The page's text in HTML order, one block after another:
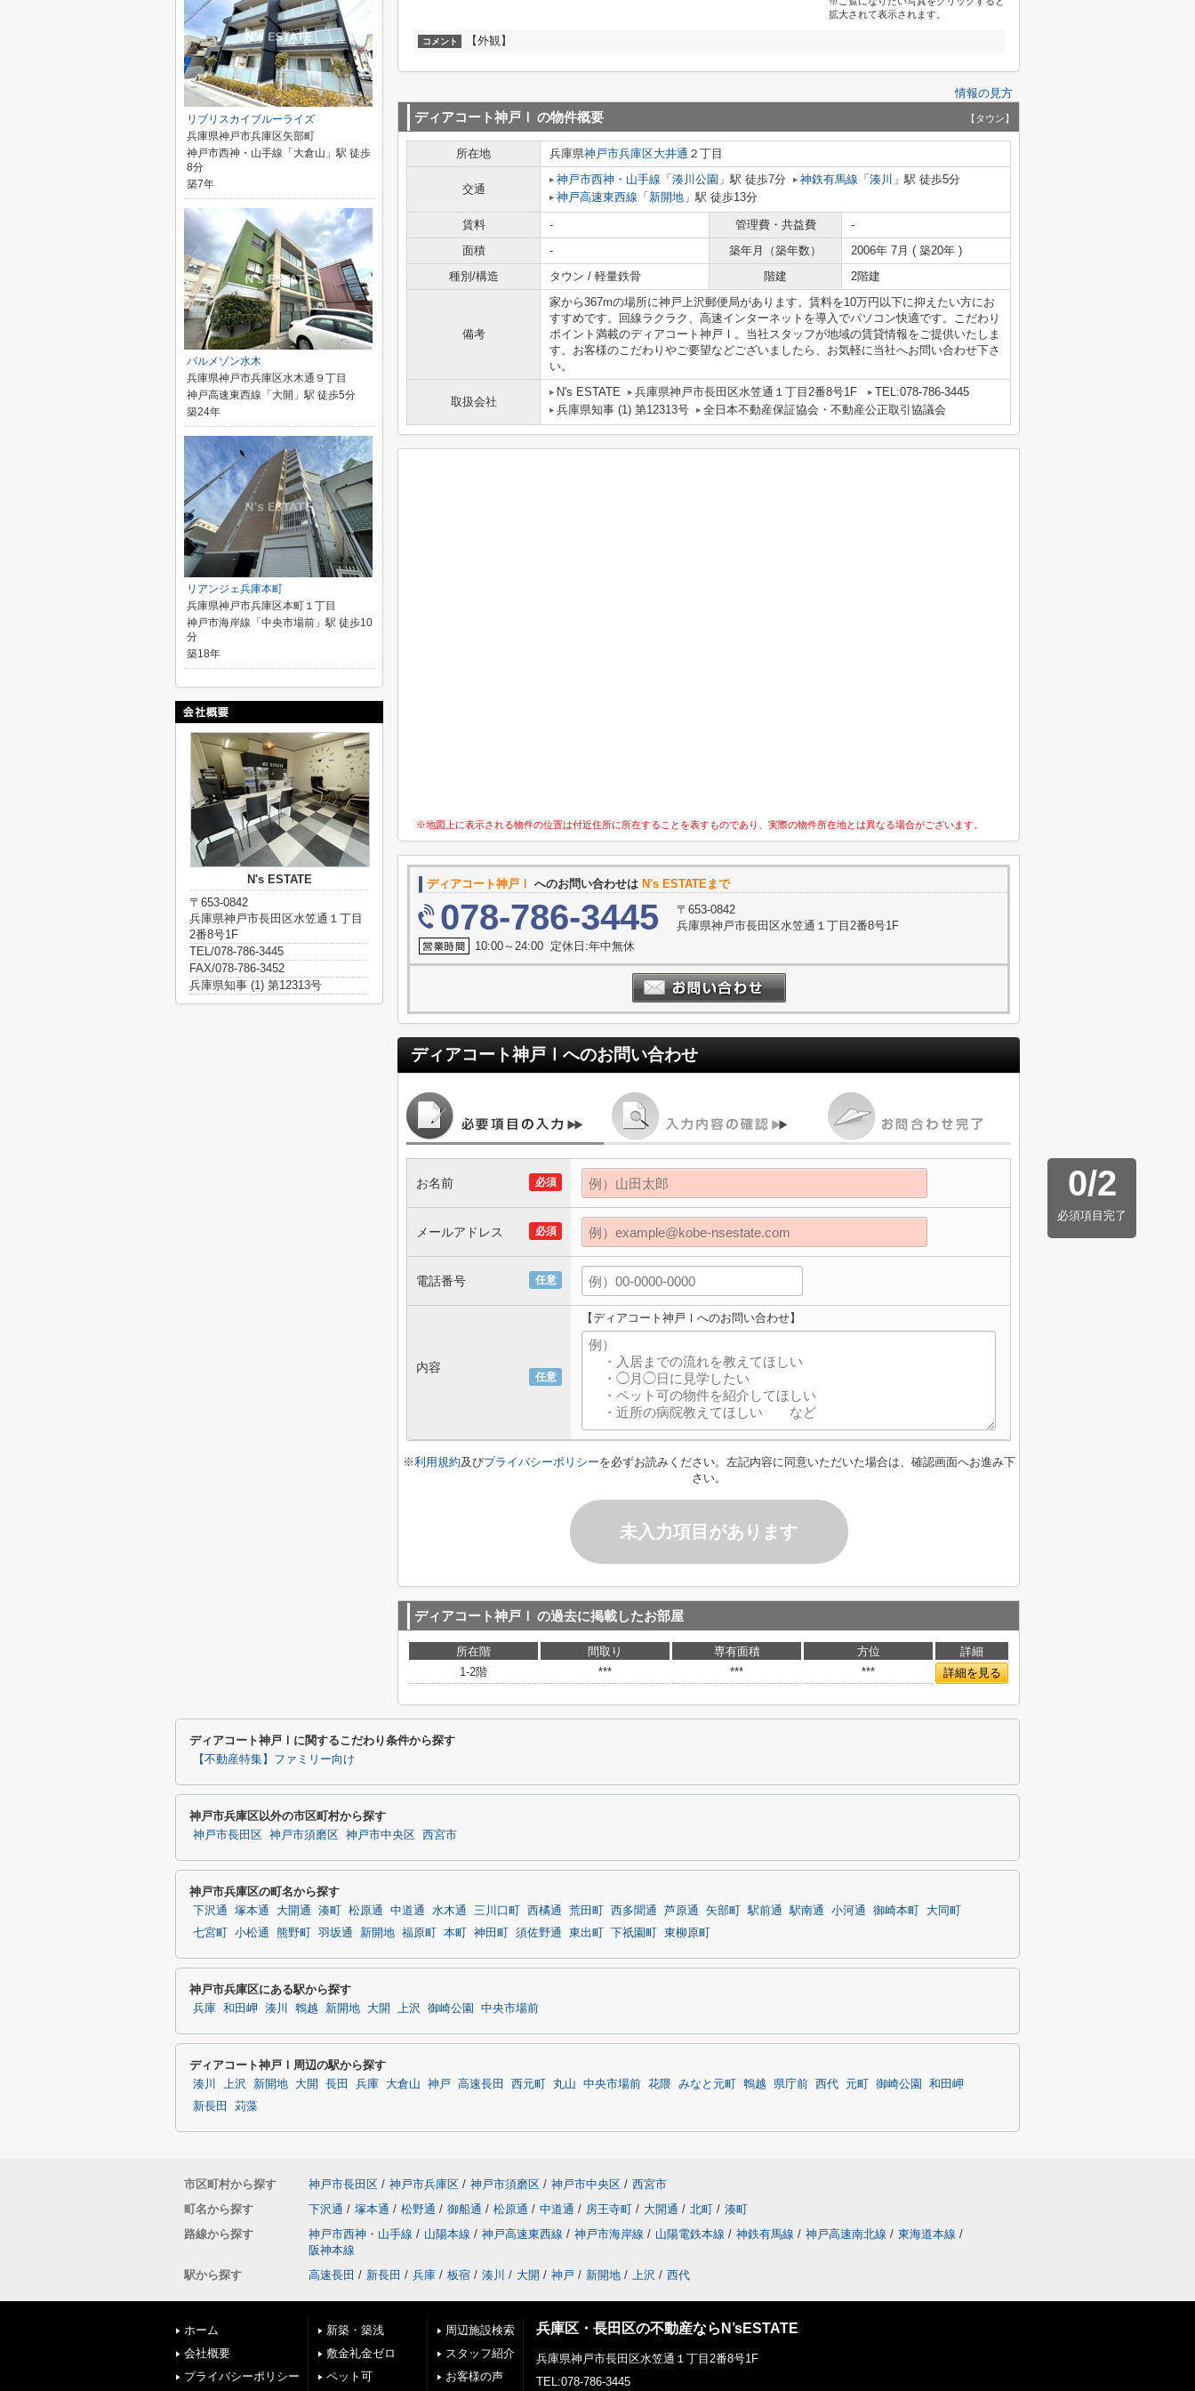
拡大されて表示されます。
コメント 【外観】
情報の見方
ディアコート神戸Ⅰ の物件概要 【タウン】
所在地 兵庫県神戸市兵庫区大井通 ２丁目
交通
神戸市西神・山手線 「 湊川公園 」駅 徒歩7分 神鉄有馬線 「 湊川 」駅 徒歩5分
神戸高速東西線 「 新開地 」駅 徒歩13分
賃料 - 管理費・共益費
-
面積
- 築年月（築年数）
2006年 7月 ( 築20年 )
種別/構造
タウン / 軽量鉄骨 階建 2階建
備考
家から367mの場所に神戸上沢郵便局があります。賃料を10万円以下に抑えたい方にお
すすめです。回線ラクラク、高速インターネットを導入でパソコン快適です。こだわり
ポイント満載のディアコート神戸Ⅰ。当社スタッフが地域の賃貸情報をご提供いたしま
す。お客様のこだわりやご要望などございましたら、お気軽に当社へお問い合わせ下さ
い。
取扱会社
N's ESTATE 兵庫県神戸市長田区水笠通１丁目2番8号1F
TEL:078-786-3445
兵庫県知事 (1) 第12313号
全日本不動産保証協会・不動産公正取引協議会
※地図上に表示される物件の位置は付近住所に所在することを表すものであり、実際の物件所在地とは異なる場合がございます。
ディアコート神戸Ⅰ へのお問い合わせは N's ESTATEまで
078-786-3445
〒653-0842
兵庫県神戸市長田区水笠通１丁目2番8号1F
10:00～24:00 定休日:年中無休
ディアコート神戸Ⅰ へのお問い合わせ
0/2
必須項目完了
必須
お名前
必須
メールアドレス
任意
電話番号
任意
内容
【ディアコート神戸Ⅰへのお問い合わせ】
※利用規約及びプライバシーポリシーを必ずお読みください。左記内容に同意いただいた場合は、確認画面へお進み下
さい。
未入力項目があります
ディアコート神戸Ⅰ の過去に掲載したお部屋
所在階 間取り 専有面積 方位
詳細
1-2階
*** *** *** 詳細を見る
リブリスカイブルーライズ
兵庫県神戸市兵庫区矢部町
神戸市西神・山手線「大倉山」駅 徒歩
8分
築7年
パルメゾン水木
兵庫県神戸市兵庫区水木通９丁目
神戸高速東西線「大開」駅 徒歩5分
築24年
リアンジェ兵庫本町
兵庫県神戸市兵庫区本町１丁目
神戸市海岸線「中央市場前」駅 徒歩10
分
築18年
N's ESTATE
〒653-0842
兵庫県神戸市長田区水笠通１丁目
2番8号1F
TEL/078-786-3445
FAX/078-786-3452
兵庫県知事 (1) 第12313号
ディアコート神戸Ⅰに関するこだわり条件から探す
【不動産特集】ファミリー向け
神戸市兵庫区以外の市区町村から探す
神戸市長田区 神戸市須磨区 神戸市中央区 西宮市
神戸市兵庫区の町名から探す
下沢通 塚本通 大開通 湊町 松原通 中道通 水木通 三川口町 西橘通 荒田町 西多聞通 芦原通 矢部町 駅前通 駅南通 小河通 御崎本町
大同町
七宮町
小松通 熊野町 羽坂通 新開地 福原町 本町 神田町 須佐野通 東出町 下祇園町 東柳原町
神戸市兵庫区にある駅から探す
兵庫 和田岬 湊川 鵯越 新開地 大開 上沢 御崎公園 中央市場前
ディアコート神戸Ⅰ周辺の駅から探す
湊川 上沢 新開地 大開 長田 兵庫 大倉山 神戸 高速長田 西元町 丸山 中央市場前 花隈 みなと元町 鵯越 県庁前 西代 元町 御崎公園
和田岬
新長田
苅藻
市区町村から探す 神戸市長田区 / 神戸市兵庫区 / 神戸市須磨区 / 神戸市中央区 / 西宮市
町名から探す
下沢通 / 塚本通 / 松野通 / 御船通 / 松原通 / 中道通 / 房王寺町 / 大開通 / 北町 / 湊町
路線から探す
神戸市西神・山手線 / 山陽本線 / 神戸高速東西線 / 神戸市海岸線 / 山陽電鉄本線 / 神鉄有馬線 / 神戸高速南北線 / 東海道本線 /
阪神本線
駅から探す
高速長田 / 新長田 / 兵庫 / 板宿 / 湊川 / 大開 / 神戸 / 新開地 / 上沢 / 西代
ホーム
会社概要
プライバシーポリシー
新築・築浅
敷金礼金ゼロ
ペット可
周辺施設検索
スタッフ紹介
お客様の声
兵庫区・長田区の不動産ならN’sESTATE
兵庫県神戸市長田区水笠通１丁目2番8号1F
TEL:078-786-3445